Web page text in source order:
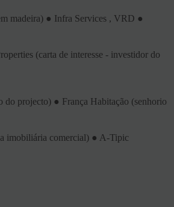
madeira) ● Infra Services , VRD ●
(carta de interesse - investidor do
projecto) ● França Habitação (senhorio
imobiliária comercial) ● A-Tipic